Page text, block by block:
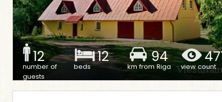
12
number of
guests
12
beds
94
km from Riga view count